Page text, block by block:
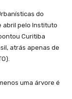
do
abril pelo Instituto
Curitiba
atrás apenas de
uma árvore é